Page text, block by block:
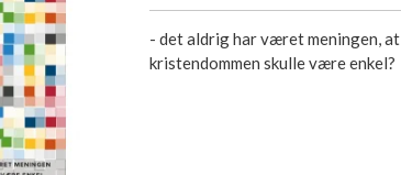
- det aldrig har været meningen, at
kristendommen skulle være enkel?